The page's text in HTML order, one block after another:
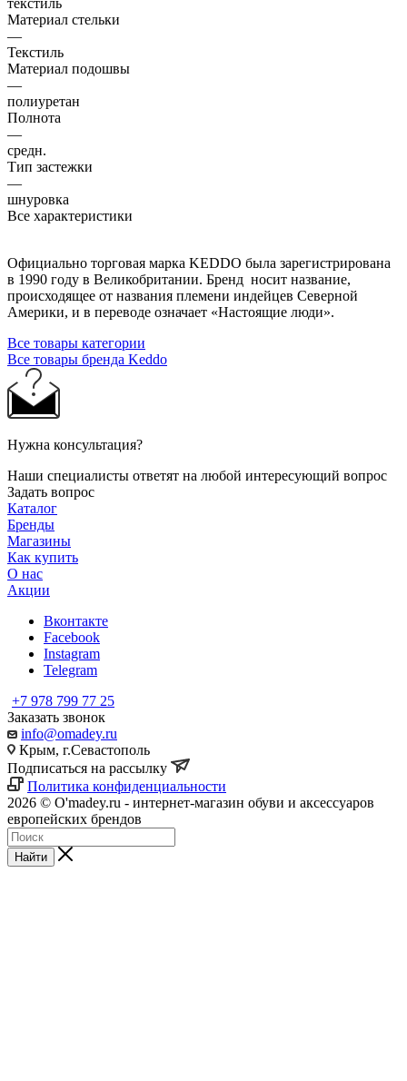
Материал стельки
—
Текстиль
Материал подошвы
—
полиуретан
Полнота
—
средн.
Тип застежки
—
шнуровка
Все характеристики
Официально торговая марка KEDDO была зарегистрирована
в 1990 году в Великобритании. Бренд носит название,
происходящее от названия племени индейцев Северной
Америки, и в переводе означает «Настоящие люди».
Все товары категории
Все товары бренда Keddo
Нужна консультация?
Наши специалисты ответят на любой интересующий вопрос
Задать вопрос
Каталог
Бренды
Магазины
Как купить
О нас
Акции
Вконтакте
Facebook
Instagram
Telegram
+7 978 799 77 25
Заказать звонок
info@omadey.ru
Крым, г.Севастополь
Подписаться на рассылку
Политика конфиденциальности
2026 © O'madey.ru - интернет-магазин обуви и аксессуаров
европейских брендов
Найти